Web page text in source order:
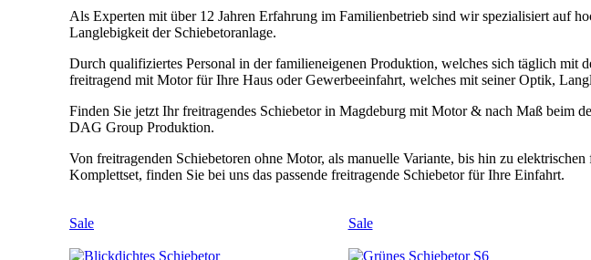
Als Experten mit über 12 Jahren Erfahrung im Familienbetrieb sind wir spezialisiert auf
Langlebigkeit der Schiebetoranlage.
Durch qualifiziertes Personal in der familieneigenen Produktion, welches sich täglich mit
freitragend mit Motor für Ihre Haus oder Gewerbeeinfahrt, welches mit seiner Optik,
Finden Sie jetzt Ihr freitragendes Schiebetor in Magdeburg mit Motor & nach Maß beim
DAG Group Produktion.
Von freitragenden Schiebetoren ohne Motor, als manuelle Variante, bis hin zu
Komplettset, finden Sie bei uns das passende freitragende Schiebetor für Ihre Einfahrt.
Sale Sale